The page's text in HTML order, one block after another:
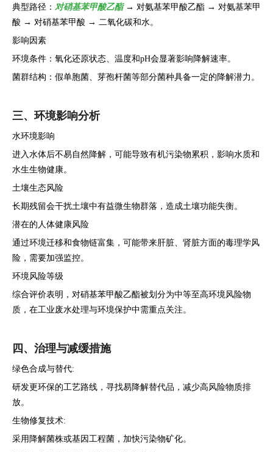
典型路径： 对硝基苯甲酸乙酯→ 对氨基苯甲酸乙酯 → 对氨基苯甲
酸 → 对硝基苯甲酸 → 二氧化碳和水。
影响因素
环境条件：氧化还原状态、温度和pH会显著影响降解速率。
菌群结构：假单胞菌、芽孢杆菌等部分菌种具备一定的降解潜力。
三、环境影响分析
水环境影响
进入水体后不易自然降解，可能导致有机污染物累积，影响水质和
水生生物健康。
土壤生态风险
长期残留会干扰土壤中有益微生物群落，造成土壤功能失衡。
潜在的人体健康风险
通过环境迁移和食物链富集，可能带来肝脏、肾脏方面的毒理学风
险，需要加强监控。
环境风险等级
综合评价表明，对硝基苯甲酸乙酯被划分为中等至高环境风险物
质，在工业废水处理与环境保护中需重点关注。
四、治理与减缓措施
绿色合成与替代:
研发更环保的工艺路线，寻找易降解替代品，减少高风险物质排
放。
生物修复技术:
采用降解菌株或基因工程菌，加快污染物矿化。